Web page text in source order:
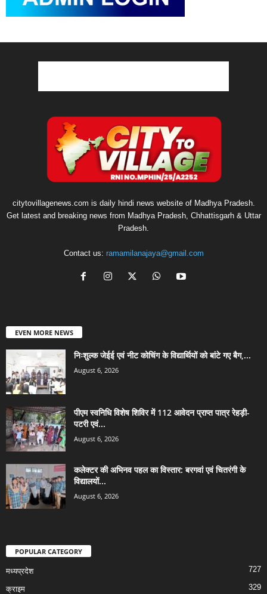
citytovillagenews.com is daily hindi news website of Madhya Pradesh.
Get latest and breaking news from Madhya Pradesh, Chhattisgarh & Uttar
Pradesh.
Contact us: ramamilanajaya@gmail.com
EVEN MORE NEWS
निःशुल्क जेईई एवं नीट कोचिंग के विद्यार्थियों को बांटे गए बैग,...
August 6, 2026
पीएम स्वनिधि विशेष शिविर में 112 आवेदन प्राप्त पात्र रेहड़ी-
पटरी एवं...
August 6, 2026
कलेक्टर की अभिनव पहल का विस्तार: बरगवां एवं चितरंगी के
विद्यालयों...
August 6, 2026
POPULAR CATEGORY
मध्यप्रदेश 727
क्राइम 329